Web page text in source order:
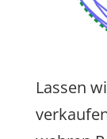
Lassen